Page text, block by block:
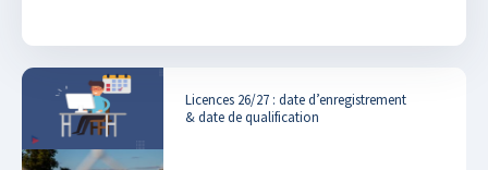
Licences 26/27 : date d’enregistrement
& date de qualification